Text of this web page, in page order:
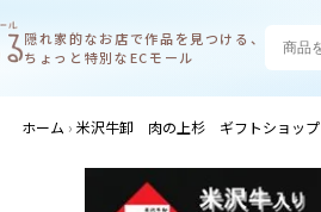
隠れ家的なお店で作品を見つける、
ちょっと特別なECモール
ホーム 米沢牛卸 肉の上杉 ギフトショップ